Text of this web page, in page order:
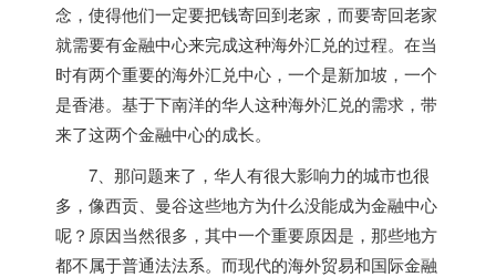
念，使得他们一定要把钱寄回到老家，而要寄回老家
就需要有金融中心来完成这种海外汇兑的过程。在当
时有两个重要的海外汇兑中心，一个是新加坡 ，一个
是香港。基于下南洋的华人这种海外汇兑的需求，带
来了这两个金融中心的成长。
7、那问题来了，华人有很大影响力的城市也很
多，像西贡、曼谷这些地方为什么没能成为金融中心
呢？原因当然很多，其中一个重要原因是，那些地方
都不属于普通法法系。而现代的海外贸易和国际金融